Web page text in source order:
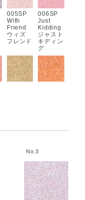
005SP
With
Friend
ウィズ
フレンド
006SP
Just
Kidding
ジャスト
キディン
グ
No.3